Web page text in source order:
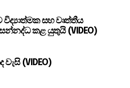
සහ වෘත්තීය
කළ යුතුයි (VIDEO)
(VIDEO)